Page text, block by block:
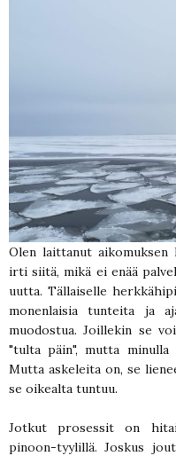
Olen laittanut
irti siitä, mikä ei enää
uutta. Tällaiselle
monenlaisia tunteita ja
muodostua. Joillekin se
"tulta päin", mutta
Mutta askeleita on, se
se oikealta tuntuu.
Jotkut prosessit on
pinoon-tyylillä. Joskus